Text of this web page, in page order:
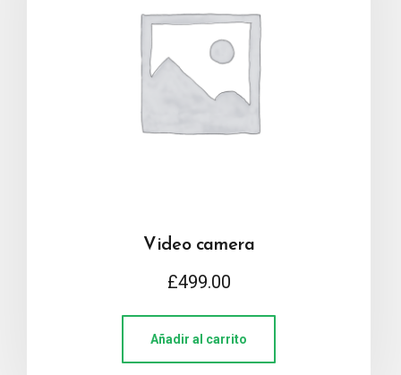
Video camera
£499.00
Añadir al carrito